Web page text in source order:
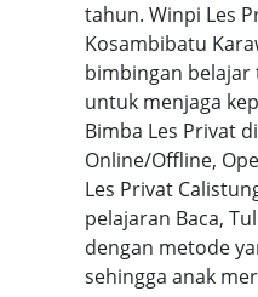
tahun. Winpi Les
Kosambibatu
bimbingan
untuk menjaga
Bimba Les Privat
Online/Offline,
Les Privat
pelajaran Baca,
dengan metode
sehingga anak